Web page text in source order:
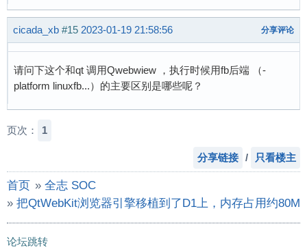
cicada_xb #15 2023-01-19 21:58:56 分享评论
请问下这个和qt 调用Qwebwiew ，执行时候用fb后端 （-
platform linuxfb...）的主要区别是哪些呢？
页次： 1
分享链接 / 只看楼主
首页 » 全志 SOC
» 把QtWebKit浏览器引擎移植到了D1上，内存占用约80MB
论坛跳转